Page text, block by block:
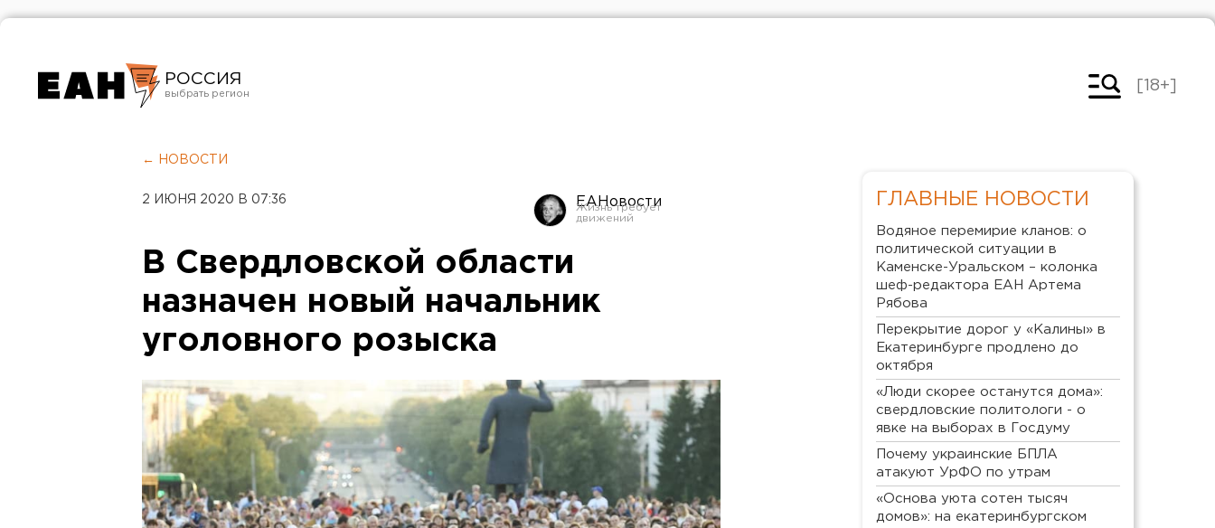
РОССИЯ
Челябинск
[18+]
← НОВОСТИ
2 ИЮНЯ 2020 В 07:36 ЕАНовости
В Свердловской области
назначен новый начальник
уголовного розыска
ГЛАВНЫЕ НОВОСТИ
Водяное перемирие кланов: о
политической ситуации в
Каменске-Уральском – колонка
шеф-редактора ЕАН Артема
Рябова
Перекрытие дорог у «Калины» в
Екатеринбурге продлено до
октября
«Люди скорее останутся дома»:
свердловские политологи - о
явке на выборах в Госдуму
Почему украинские БПЛА
атакуют УрФО по утрам
«Основа уюта сотен тысяч
домов»: на екатеринбургском